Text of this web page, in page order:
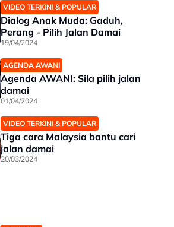
VIDEO TERKINI & POPULAR
Dialog Anak Muda: Gaduh,
Perang - Pilih Jalan Damai
19/04/2024
AGENDA AWANI
Agenda AWANI: Sila pilih jalan
damai
01/04/2024
VIDEO TERKINI & POPULAR
Tiga cara Malaysia bantu cari
jalan damai
20/03/2024